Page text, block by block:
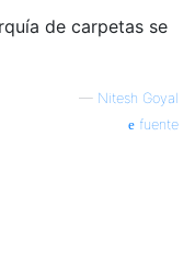
de carpetas se
— Nitesh Goyal
fuente